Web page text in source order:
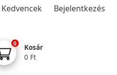
Kedvencek Bejelentkezés
0
Kosár
0 Ft